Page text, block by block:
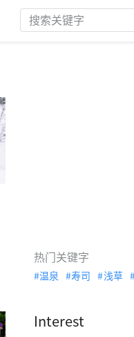
热门关键字
温泉 寿司 浅草
Interest